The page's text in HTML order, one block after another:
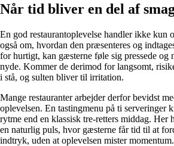
Når tid bliver en del af
En god restaurantoplevelse handler ikke kun
også om, hvordan den præsenteres og
for hurtigt, kan gæsterne føle sig pressede og
nyde. Kommer de derimod for langsomt,
i stå, og sulten bliver til irritation.
Mange restauranter arbejder derfor bevidst
oplevelsen. En tastingmenu på ti serveringer
rytme end en klassisk tre-retters middag. Her
en naturlig puls, hvor gæsterne får tid til at
indtryk, uden at oplevelsen mister momentum.